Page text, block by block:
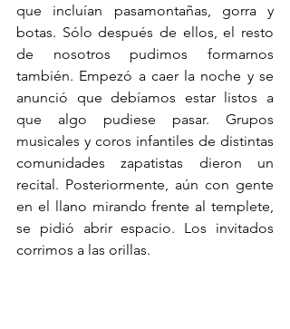
que incluían pasamontañas, gorra y
botas. Sólo después de ellos, el resto
de nosotros pudimos formarnos
también. Empezó a caer la noche y se
anunció que debíamos estar listos a
que algo pudiese pasar. Grupos
musicales y coros infantiles de distintas
comunidades zapatistas dieron un
recital. Posteriormente, aún con gente
en el llano mirando frente al templete,
se pidió abrir espacio. Los invitados
corrimos a las orillas.